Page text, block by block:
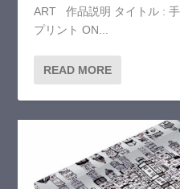
ART 作品説明 タイトル :
プリント ON...
READ MORE